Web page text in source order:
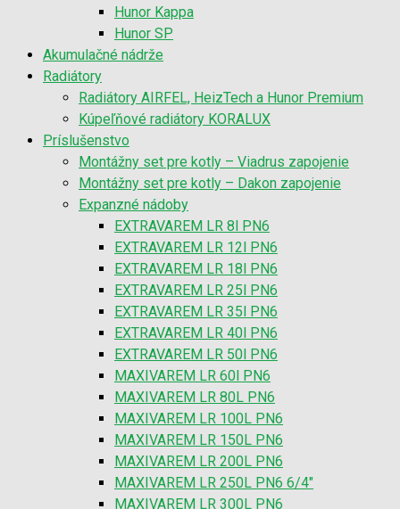
Hunor Kappa
Hunor SP
Akumulačné nádrže
Radiátory
Radiátory AIRFEL, HeizTech a Hunor Premium
Kúpeľňové radiátory KORALUX
Príslušenstvo
Montážny set pre kotly – Viadrus zapojenie
Montážny set pre kotly – Dakon zapojenie
Expanzné nádoby
EXTRAVAREM LR 8l PN6
EXTRAVAREM LR 12l PN6
EXTRAVAREM LR 18l PN6
EXTRAVAREM LR 25l PN6
EXTRAVAREM LR 35l PN6
EXTRAVAREM LR 40l PN6
EXTRAVAREM LR 50l PN6
MAXIVAREM LR 60l PN6
MAXIVAREM LR 80L PN6
MAXIVAREM LR 100L PN6
MAXIVAREM LR 150L PN6
MAXIVAREM LR 200L PN6
MAXIVAREM LR 250L PN6 6/4″
MAXIVAREM LR 300L PN6